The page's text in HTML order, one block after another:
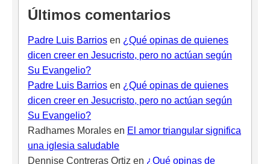
Últimos comentarios
Padre Luis Barrios en ¿Qué opinas de quienes
dicen creer en Jesucristo, pero no actúan según
Su Evangelio?
Padre Luis Barrios en ¿Qué opinas de quienes
dicen creer en Jesucristo, pero no actúan según
Su Evangelio?
Radhames Morales en El amor triangular significa
una iglesia saludable
Dennise Contreras Ortiz en ¿Qué opinas de